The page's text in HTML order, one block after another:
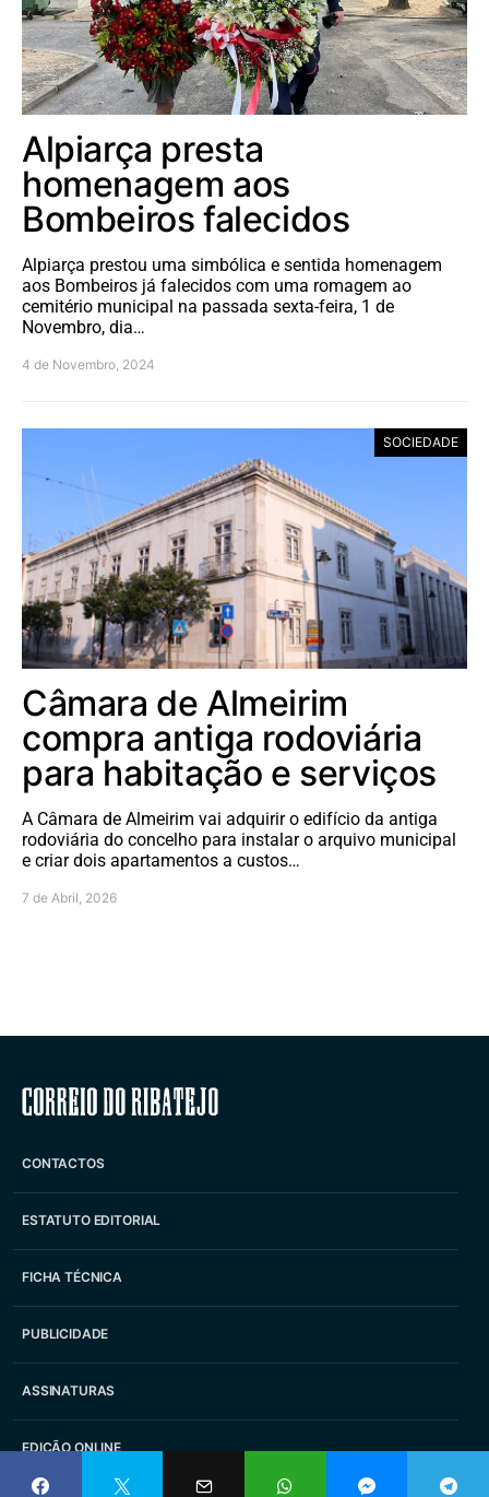
Alpiarça presta
homenagem aos
Bombeiros falecidos
Alpiarça prestou uma simbólica e sentida homenagem
aos Bombeiros já falecidos com uma romagem ao
cemitério municipal na passada sexta-feira, 1 de
Novembro, dia…
4 de Novembro, 2024
SOCIEDADE
Câmara de Almeirim
compra antiga rodoviária
para habitação e serviços
A Câmara de Almeirim vai adquirir o edifício da antiga
rodoviária do concelho para instalar o arquivo municipal
e criar dois apartamentos a custos…
7 de Abril, 2026
Correio do Ribatejo
CONTACTOS
ESTATUTO EDITORIAL
FICHA TÉCNICA
PUBLICIDADE
ASSINATURAS
EDIÇÃO ONLINE